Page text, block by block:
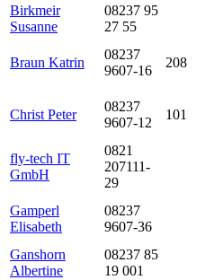
Birkmeir
Susanne
08237 95
27 55
Braun Katrin
08237
9607-16
208
Christ Peter
08237
9607-12
101
fly-tech IT
GmbH
0821
207111-
29
Gamperl
Elisabeth
08237
9607-36
Ganshorn
Albertine
08237 85
19 001